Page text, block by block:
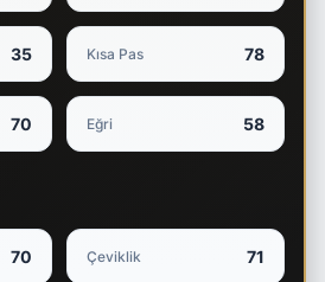
35 Kısa Pas 78
70 Eğri 58
70 Çeviklik 71